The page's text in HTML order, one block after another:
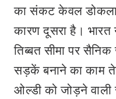
का संकट केवल
कारण दूसरा है। भारत
तिब्बत सीमा पर
सड़कें बनाने का काम
ओल्डी को जोड़ने